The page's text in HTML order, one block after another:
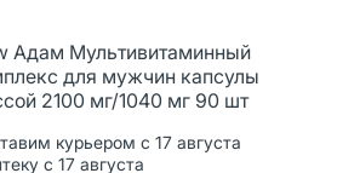
Адам Мультивитаминный
для мужчин капсулы
2100 мг/1040 мг 90 шт
курьером с 17 августа
с 17 августа